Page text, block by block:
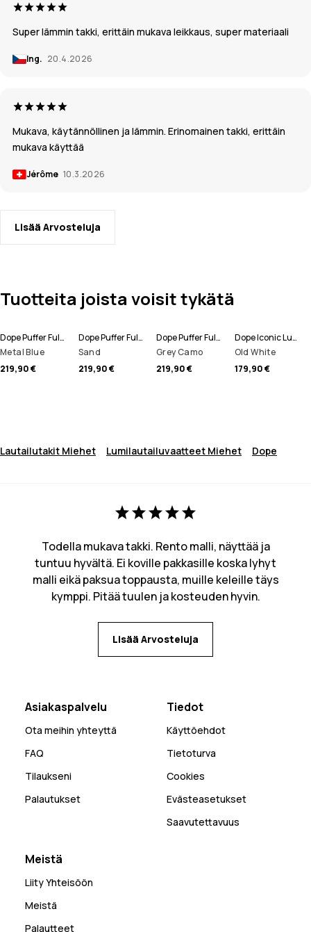
Super lämmin takki, erittäin mukava leikkaus, super materiaali
Ing. 20.4.2026
Mukava, käytännöllinen ja lämmin. Erinomainen takki, erittäin
mukava käyttää
Jérôme 10.3.2026
Lisää Arvosteluja
Tuotteita joista voisit tykätä
Dope Puffer Full Zip Lumilautailutakki Miehet
Metal Blue
219,90 €
Dope Puffer Full Zip Lumilautailutakki Miehet
Sand
219,90 €
Dope Puffer Full Zip Lumilautailutakki Miehet
Grey Camo
219,90 €
Dope Iconic Lumilautailuhousut Miehet
Old White
179,90 €
Lautailutakit Miehet Lumilautailuvaatteet Miehet Dope
Todella mukava takki. Rento malli, näyttää ja
tuntuu hyvältä. Ei koville pakkasille koska lyhyt
malli eikä paksua toppausta, muille keleille täys
kymppi. Pitää tuulen ja kosteuden hyvin.
Lisää Arvosteluja
Asiakaspalvelu
Ota meihin yhteyttä
FAQ
Tilaukseni
Palautukset
Tiedot
Käyttöehdot
Tietoturva
Cookies
Evästeasetukset
Saavutettavuus
Meistä
Liity Yhteisöön
Meistä
Palautteet